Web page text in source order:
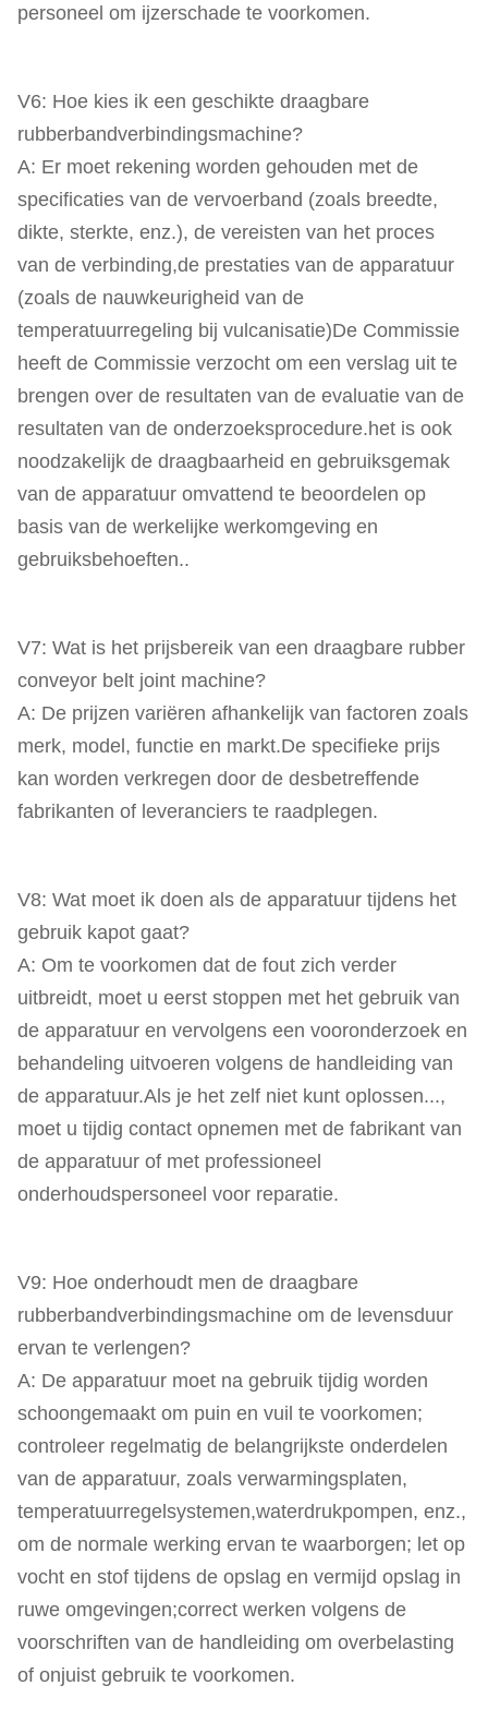
personeel om ijzerschade te voorkomen.
V6: Hoe kies ik een geschikte draagbare
rubberbandverbindingsmachine?
A: Er moet rekening worden gehouden met de
specificaties van de vervoerband (zoals breedte,
dikte, sterkte, enz.), de vereisten van het proces
van de verbinding,de prestaties van de apparatuur
(zoals de nauwkeurigheid van de
temperatuurregeling bij vulcanisatie)De Commissie
heeft de Commissie verzocht om een verslag uit te
brengen over de resultaten van de evaluatie van de
resultaten van de onderzoeksprocedure.het is ook
noodzakelijk de draagbaarheid en gebruiksgemak
van de apparatuur omvattend te beoordelen op
basis van de werkelijke werkomgeving en
gebruiksbehoeften..
V7: Wat is het prijsbereik van een draagbare rubber
conveyor belt joint machine?
A: De prijzen variëren afhankelijk van factoren zoals
merk, model, functie en markt.De specifieke prijs
kan worden verkregen door de desbetreffende
fabrikanten of leveranciers te raadplegen.
V8: Wat moet ik doen als de apparatuur tijdens het
gebruik kapot gaat?
A: Om te voorkomen dat de fout zich verder
uitbreidt, moet u eerst stoppen met het gebruik van
de apparatuur en vervolgens een vooronderzoek en
behandeling uitvoeren volgens de handleiding van
de apparatuur.Als je het zelf niet kunt oplossen...,
moet u tijdig contact opnemen met de fabrikant van
de apparatuur of met professioneel
onderhoudspersoneel voor reparatie.
V9: Hoe onderhoudt men de draagbare
rubberbandverbindingsmachine om de levensduur
ervan te verlengen?
A: De apparatuur moet na gebruik tijdig worden
schoongemaakt om puin en vuil te voorkomen;
controleer regelmatig de belangrijkste onderdelen
van de apparatuur, zoals verwarmingsplaten,
temperatuurregelsystemen,waterdrukpompen, enz.,
om de normale werking ervan te waarborgen; let op
vocht en stof tijdens de opslag en vermijd opslag in
ruwe omgevingen;correct werken volgens de
voorschriften van de handleiding om overbelasting
of onjuist gebruik te voorkomen.